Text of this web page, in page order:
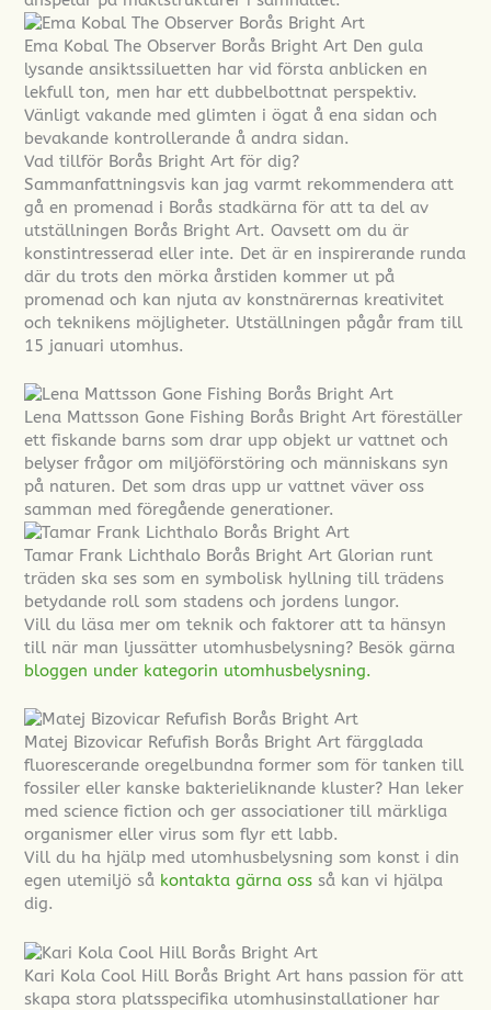
Ema Kobal The Observer Borås Bright Art Den gula
lysande ansiktssiluetten har vid första anblicken en
lekfull ton, men har ett dubbelbottnat perspektiv.
Vänligt vakande med glimten i ögat å ena sidan och
bevakande kontrollerande å andra sidan.
Vad tillför Borås Bright Art för dig?
Sammanfattningsvis kan jag varmt rekommendera att
gå en promenad i Borås stadkärna för att ta del av
utställningen Borås Bright Art. Oavsett om du är
konstintresserad eller inte. Det är en inspirerande runda
där du trots den mörka årstiden kommer ut på
promenad och kan njuta av konstnärernas kreativitet
och teknikens möjligheter. Utställningen pågår fram till
15 januari utomhus.
Lena Mattsson Gone Fishing Borås Bright Art föreställer
ett fiskande barns som drar upp objekt ur vattnet och
belyser frågor om miljöförstöring och människans syn
på naturen. Det som dras upp ur vattnet väver oss
samman med föregående generationer.
Tamar Frank Lichthalo Borås Bright Art Glorian runt
träden ska ses som en symbolisk hyllning till trädens
betydande roll som stadens och jordens lungor.
Vill du läsa mer om teknik och faktorer att ta hänsyn
till när man ljussätter utomhusbelysning? Besök gärna
bloggen under kategorin utomhusbelysning.
Matej Bizovicar Refufish Borås Bright Art färgglada
fluorescerande oregelbundna former som för tanken till
fossiler eller kanske bakterieliknande kluster? Han leker
med science fiction och ger associationer till märkliga
organismer eller virus som flyr ett labb.
Vill du ha hjälp med utomhusbelysning som konst i din
egen utemiljö så kontakta gärna oss så kan vi hjälpa
dig.
Kari Kola Cool Hill Borås Bright Art hans passion för att
skapa stora platsspecifika utomhusinstallationer har